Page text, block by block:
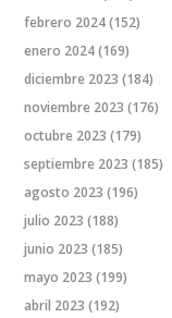
febrero 2024(152)
enero 2024(169)
diciembre 2023 (184)
noviembre 2023 (176)
octubre 2023 (179)
septiembre 2023 (185)
agosto 2023 (196)
julio 2023 (188)
junio 2023 (185)
mayo 2023 (199)
abril 2023 (192)